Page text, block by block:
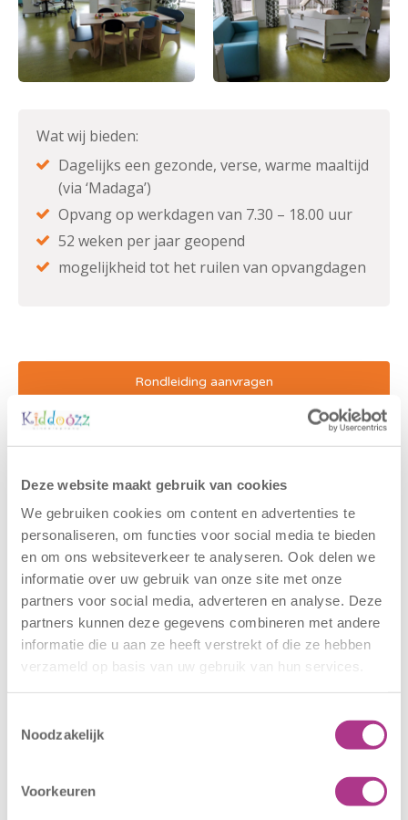
Deze website maakt gebruik van cookies
We gebruiken cookies om content en advertenties te
personaliseren, om functies voor social media te bieden
en om ons websiteverkeer te analyseren. Ook delen we
informatie over uw gebruik van onze site met onze
partners voor social media, adverteren en analyse. Deze
partners kunnen deze gegevens combineren met andere
informatie die u aan ze heeft verstrekt of die ze hebben
verzameld op basis van uw gebruik van hun services.
Noodzakelijk
Voorkeuren
Wat wij bieden:
Dagelijks een gezonde, verse, warme maaltijd
(via ‘Madaga’)
Opvang op werkdagen van 7.30 – 18.00 uur
52 weken per jaar geopend
mogelijkheid tot het ruilen van opvangdagen
Rondleiding aanvragen
Contact
Breitnerstraat 19-21
3314 XC Dordrecht
(078) 2001180
LRKP KDV: 637234261